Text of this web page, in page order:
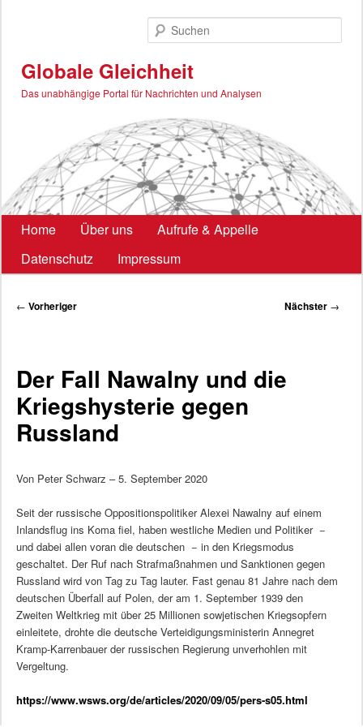
Globale Gleichheit
Das unabhängige Portal für Nachrichten und Analysen
Hauptmenü
Home Über uns
Aufrufe & Appelle
Datenschutz
Impressum
Beitragsnavigation
← Vorheriger Nächster →
Der Fall Nawalny und die
Kriegshysterie gegen
Russland
Von Peter Schwarz – 5. September 2020
Seit der russische Oppositionspolitiker Alexei Nawalny auf einem
Inlandsflug ins Koma fiel, haben westliche Medien und Politiker −
und dabei allen voran die deutschen − in den Kriegsmodus
geschaltet. Der Ruf nach Strafmaßnahmen und Sanktionen gegen
Russland wird von Tag zu Tag lauter. Fast genau 81 Jahre nach dem
deutschen Überfall auf Polen, der am 1. September 1939 den
Zweiten Weltkrieg mit über 25 Millionen sowjetischen Kriegsopfern
einleitete, drohte die deutsche Verteidigungsministerin Annegret
Kramp-Karrenbauer der russischen Regierung unverhohlen mit
Vergeltung.
https://www.wsws.org/de/articles/2020/09/05/pers-s05.html